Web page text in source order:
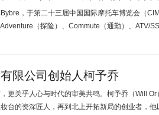
，于第二十三届中国国际摩托车博览会（
（探险）、Commute（通勤）、ATV/
限公司创始人柯予乔
更关乎人心与时代的审美共鸣。柯予乔（Will
台的资深匠人，再到北上开拓新局的创业者，他